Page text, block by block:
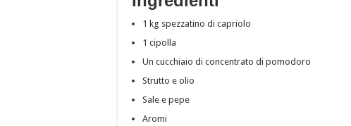
1 kg spezzatino di capriolo
1 cipolla
Un cucchiaio di concentrato di pomodoro
Strutto e olio
Sale e pepe
Aromi